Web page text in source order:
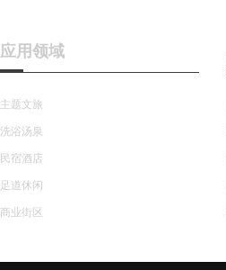
应用领域
主题文旅
洗浴汤泉
民宿酒店
足道休闲
商业街区